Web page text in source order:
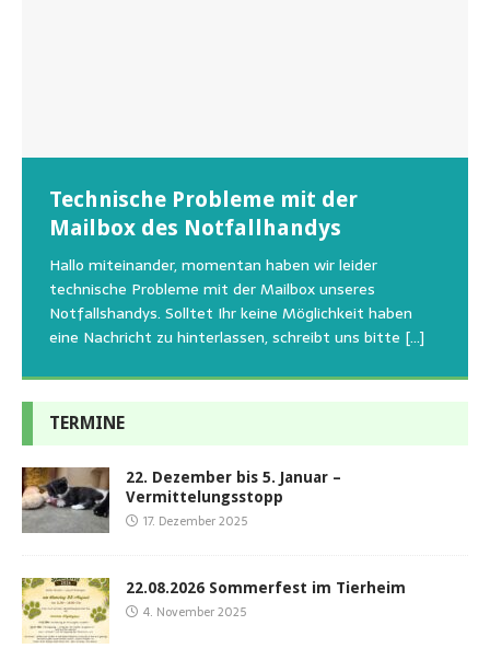
Technische Probleme mit der
Mailbox des Notfallhandys
Hallo miteinander, momentan haben wir leider
technische Probleme mit der Mailbox unseres
Notfallshandys. Solltet Ihr keine Möglichkeit haben
eine Nachricht zu hinterlassen, schreibt uns bitte […]
Beginn der Wildtierrettung
Aus aktuellem Anlass weisen wir darauf hin, dass die
Tierschutzinitiative Haßberge natürlich, wie auch in
den letzten 20 Jahren, immer noch für alle verwaisten
oder[…]
22.08.2026 Sommerfest im Tierheim
Wir bitten um Verständnis, dass am Tag vom
Sommerfest das Hundehaus zum Schutz unserer Tiere
geschlossen bleibt.Viele unserer Hunde erleben einen
emotionalen Stress bei Begegnung[…]
Wunschzettel unserer Fellnasen
Regelmäßig bekommen wir liebe Anfragen, wie man
uns am Besten unterstützen kann. Natürlich ziehen
die gesteigerten Kosten auch uns so richtig in die Knie
und[…]
TERMINE
22. Dezember bis 5. Januar –
Vermittelungsstopp
17. Dezember 2025
22.08.2026 Sommerfest im Tierheim
4. November 2025